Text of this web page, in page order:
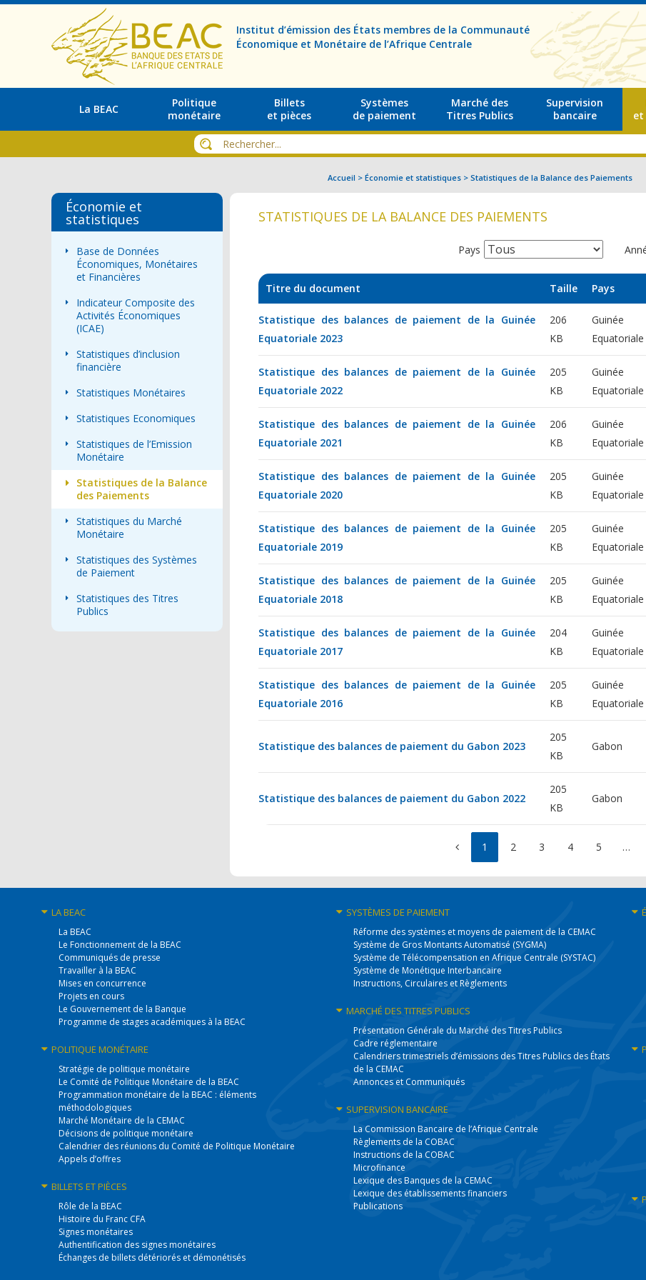
Institut d’émission des États membres de la Communauté
Économique et Monétaire de l’Afrique Centrale
La BEAC
Politique
monétaire
Billets
et pièces
Systèmes
de paiement
Marché des
Titres Publics
Supervision
bancaire
Accueil > Économie et statistiques> Statistiques de la Balance des Paiements
Économie et
statistiques
Base de Données
Économiques, Monétaires
et Financières
Indicateur Composite des
Activités Économiques
(ICAE)
Statistiques d’inclusion
financière
Statistiques Monétaires
Statistiques Economiques
Statistiques de l’Emission
Monétaire
Statistiques de la Balance
des Paiements
Statistiques du Marché
Monétaire
Statistiques des Systèmes
de Paiement
Statistiques des Titres
Publics
STATISTIQUES DE LA BALANCE DES PAIEMENTS
Pays
Titre du document Taille Pays
Statistique des balances de paiement de la Guinée
Equatoriale 2023
206
KB
Guinée
Equatoriale
Statistique des balances de paiement de la Guinée
Equatoriale 2022
205
KB
Guinée
Equatoriale
Statistique des balances de paiement de la Guinée
Equatoriale 2021
206
KB
Guinée
Equatoriale
Statistique des balances de paiement de la Guinée
Equatoriale 2020
205
KB
Guinée
Equatoriale
Statistique des balances de paiement de la Guinée
Equatoriale 2019
205
KB
Guinée
Equatoriale
Statistique des balances de paiement de la Guinée
Equatoriale 2018
205
KB
Guinée
Equatoriale
Statistique des balances de paiement de la Guinée
Equatoriale 2017
204
KB
Guinée
Equatoriale
Statistique des balances de paiement de la Guinée
Equatoriale 2016
205
KB
Guinée
Equatoriale
Statistique des balances de paiement du Gabon 2023
205
KB
Gabon
Statistique des balances de paiement du Gabon 2022
205
KB
Gabon
1 2 3 4 5 …
LA BEAC
La BEAC
Le Fonctionnement de la BEAC
Communiqués de presse
Travailler à la BEAC
Mises en concurrence
Projets en cours
Le Gouvernement de la Banque
Programme de stages académiques à la BEAC
POLITIQUE MONÉTAIRE
Stratégie de politique monétaire
Le Comité de Politique Monétaire de la BEAC
Programmation monétaire de la BEAC : éléments
méthodologiques
Marché Monétaire de la CEMAC
Décisions de politique monétaire
Calendrier des réunions du Comité de Politique Monétaire
Appels d’offres
BILLETS ET PIÈCES
Rôle de la BEAC
Histoire du Franc CFA
Signes monétaires
Authentification des signes monétaires
Échanges de billets détériorés et démonétisés
SYSTÈMESDE PAIEMENT
Réforme des systèmes et moyens de paiement de la CEMAC
Système de Gros Montants Automatisé (SYGMA)
Système de Télécompensation en Afrique Centrale (SYSTAC)
Système de Monétique Interbancaire
Instructions, Circulaires et Règlements
MARCHÉ DESTITRES PUBLICS
Présentation Générale du Marché des Titres Publics
Cadre réglementaire
Calendriers trimestriels d’émissions des Titres Publics des États
de la CEMAC
Annonces et Communiqués
SUPERVISIONBANCAIRE
La Commission Bancaire de l’Afrique Centrale
Règlements de la COBAC
Instructions de la COBAC
Microfinance
Lexique des Banques de la CEMAC
Lexique des établissements financiers
Publications